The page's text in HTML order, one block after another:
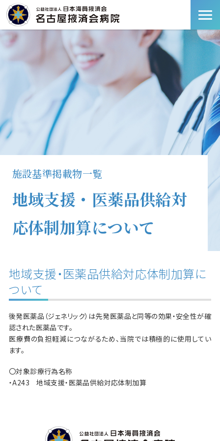
施設基準掲載物一覧
地域支援・医薬品供給対
応体制加算について
地域支援・医薬品供給対応体制加算に
ついて
後発医薬品（ジェネリック）は先発医薬品と同等の効果・安全性が確
認された医薬品です。
医療費の負担軽減につながるため、当院では積極的に使用してい
ます。
〇対象診療行為名称
・A243 地域支援・医薬品供給対応体制加算